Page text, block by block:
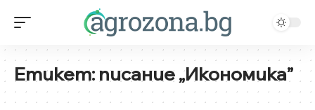
Етикет:писание „Икономика”